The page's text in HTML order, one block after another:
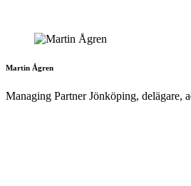
Martin Ågren
Managing Partner Jönköping, delägare,